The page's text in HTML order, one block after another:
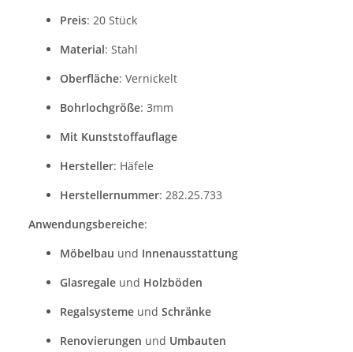
Preis: 20 Stück
Material: Stahl
Oberfläche: Vernickelt
Bohrlochgröße: 3mm
Mit Kunststoffauflage
Hersteller: Häfele
Herstellernummer: 282.25.733
Anwendungsbereiche:
Möbelbau und Innenausstattung
Glasregale und Holzböden
Regalsysteme und Schränke
Renovierungen und Umbauten